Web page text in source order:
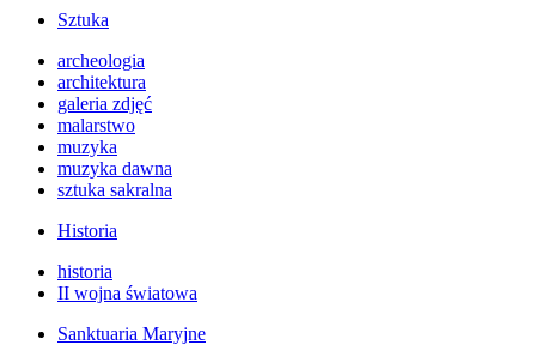
Sztuka
archeologia
architektura
galeria zdjęć
malarstwo
muzyka
muzyka dawna
sztuka sakralna
Historia
historia
II wojna światowa
Sanktuaria Maryjne